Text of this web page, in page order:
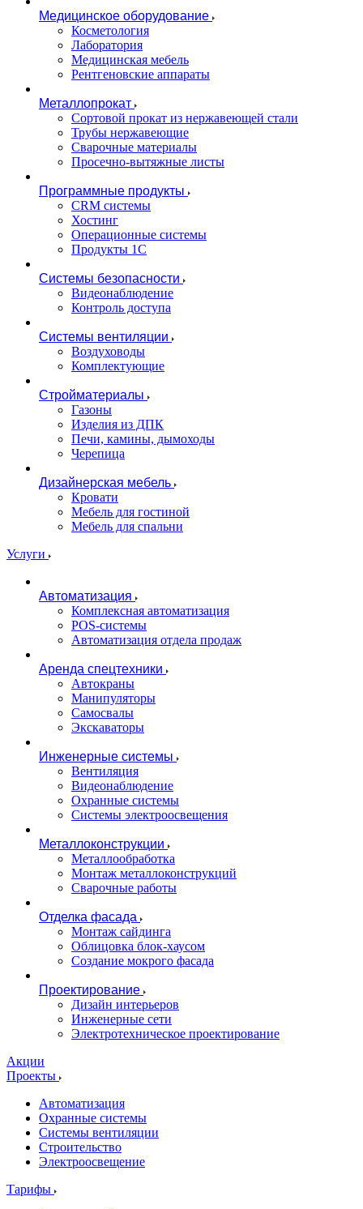
Медицинское оборудование
Косметология
Лаборатория
Медицинская мебель
Рентгеновские аппараты
Металлопрокат
Сортовой прокат из нержавеющей стали
Трубы нержавеющие
Сварочные материалы
Просечно-вытяжные листы
Программные продукты
CRM системы
Хостинг
Операционные системы
Продукты 1С
Системы безопасности
Видеонаблюдение
Контроль доступа
Системы вентиляции
Воздуховоды
Комплектующие
Стройматериалы
Газоны
Изделия из ДПК
Печи, камины, дымоходы
Черепица
Дизайнерская мебель
Кровати
Мебель для гостиной
Мебель для спальни
Услуги
Автоматизация
Комплексная автоматизация
POS-системы
Автоматизация отдела продаж
Аренда спецтехники
Автокраны
Манипуляторы
Самосвалы
Экскаваторы
Инженерные системы
Вентиляция
Видеонаблюдение
Охранные системы
Системы электроосвещения
Металлоконструкции
Металлообработка
Монтаж металлоконструкций
Сварочные работы
Отделка фасада
Монтаж сайдинга
Облицовка блок-хаусом
Создание мокрого фасада
Проектирование
Дизайн интерьеров
Инженерные сети
Электротехническое проектирование
Акции
Проекты
Автоматизация
Охранные системы
Системы вентиляции
Строительство
Электроосвещение
Тарифы